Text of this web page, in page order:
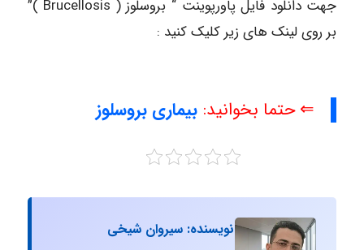
جهت دانلود فایل پاورپوینت “ بروسلوز ( Brucellosis )”
بر روی لینک های زیر کلیک کنید :
⇐ حتما بخوانید: بیماری بروسلوز
نویسنده: سیروان شیخی